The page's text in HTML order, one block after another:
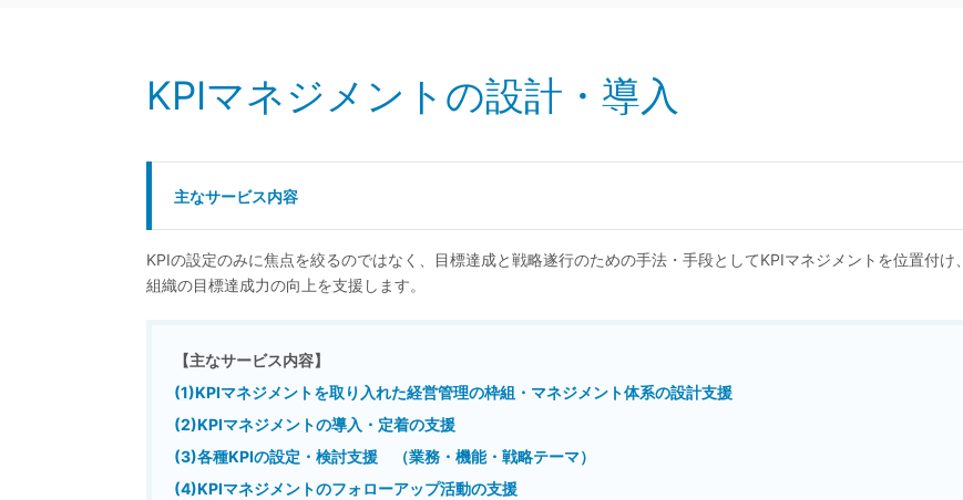
KPIマネジメントの設計・導入
主なサービス内容
KPIの設定のみに焦点を絞るのではなく、目標達成と戦略遂行のための手法・手段としてKPIマネジメントを位置付け、
組織の目標達成力の向上を支援します。
【主なサービス内容】
(1)KPIマネジメントを取り入れた経営管理の枠組・マネジメント体系の設計支援
(2)KPIマネジメントの導入・定着の支援
(3)各種KPIの設定・検討支援 （業務・機能・戦略テーマ）
(4)KPIマネジメントのフォローアップ活動の支援